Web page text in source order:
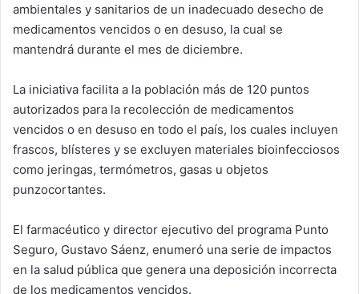
ambientales y sanitarios de un inadecuado desecho de
medicamentos vencidos o en desuso, la cual se
mantendrá durante el mes de diciembre.
La iniciativa facilita a la población más de 120 puntos
autorizados para la recolección de medicamentos
vencidos o en desuso en todo el país, los cuales incluyen
frascos, blísteres y se excluyen materiales bioinfecciosos
como jeringas, termómetros, gasas u objetos
punzocortantes.
El farmacéutico y director ejecutivo del programa Punto
Seguro, Gustavo Sáenz, enumeró una serie de impactos
en la salud pública que genera una deposición incorrecta
de los medicamentos vencidos.